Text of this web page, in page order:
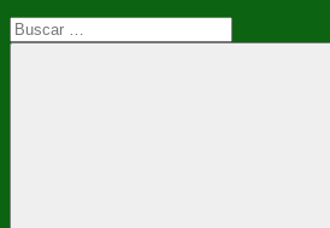
Buscar: